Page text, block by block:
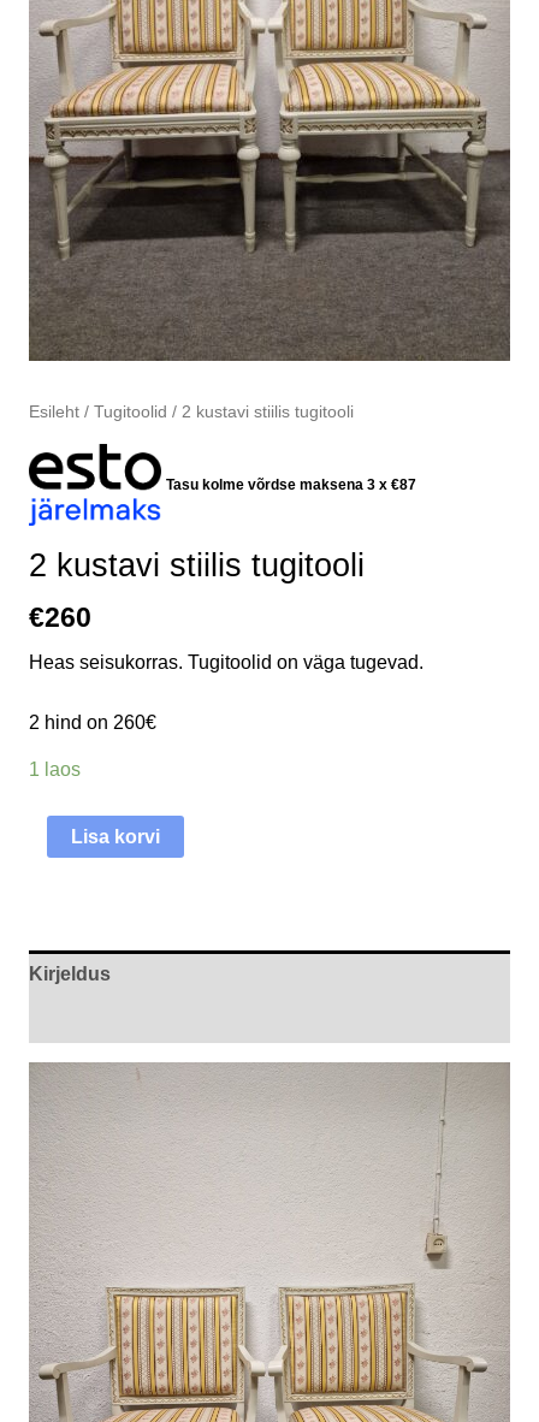
Esileht/ Tugitoolid / 2 kustavi stiilis tugitooli
Tasu kolme võrdse maksena 3 x €87
2 kustavi stiilis tugitooli
€260
Heas seisukorras. Tugitoolid on väga tugevad.
2 hind on 260€
1 laos
Lisa korvi
Kirjeldus